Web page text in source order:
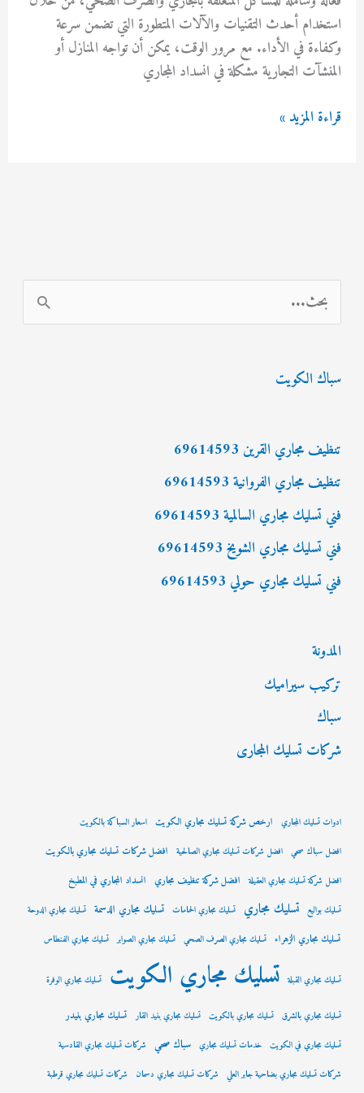
استخدام أحدث التقنيات والآلات المتطورة التي تضمن سرعة
وكفاءة في الأداء. مع مرور الوقت، يمكن أن تواجه المنازل أو
المنشآت التجارية مشكلة في انسداد المجاري
شركه
قراءة المزيد »
ل
ح
سباك الكويت
تنظيف مجاري القرين 69614593
تنظيف مجاري الفروانية 69614593
فني تسليك مجاري السالمية 69614593
فني تسليك مجاري الشويخ 69614593
فني تسليك مجاري حولي 69614593
المدونة
تركيب سيراميك
سباك
شركات تسليك المجارى
ادوات تسليك المجاري ارخص شركة تسليك مجاري الكويت اسعار السباكة بالكويت
افضل سباك صحي افضل شركات تسليك مجاري الصالحية افضل شركات تسليك مجاري بالكويت
افضل شركة تسليك مجاري العقيلة افضل شركة تنظيف مجاري انسداد المجاري في المطبخ
تسليك بواليع تسليك مجاري تسليك مجاري الحمامات تسليك مجاري الدسمة تسليك مجاري الدوحة
تسليك مجاري الزهراء تسليك مجاري الصرف الصحي تسليك مجاري الصوابر تسليك مجاري الفنطاس
تسليك مجاري القبلة تسليك مجاري الكويت تسليك مجاري الوفرة
تسليك مجاري بالشرق تسليك مجاري بالكويت تسليك مجاري بنيد القار تسليك مجاري بنيدر
تسليك مجاري في الكويت خدمات تسليك مجاري سباك صحي شركات تسليك مجاري القادسية
شركات تسليك مجاري بضاحية جابر العلي شركات تسليك مجاري دسمان شركات تسليك مجاري قرطبة